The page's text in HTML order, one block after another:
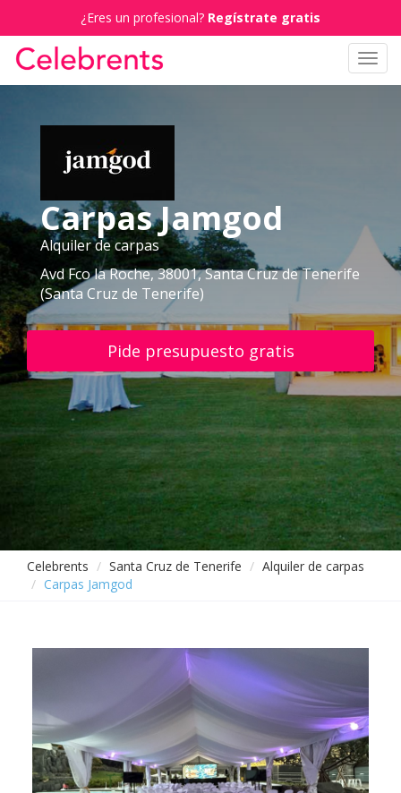
¿Eres un profesional? Regístrate gratis
Carpas Jamgod
Alquiler de carpas
Avd Fco la Roche, 38001, Santa Cruz de Tenerife
(Santa Cruz de Tenerife)
Pide presupuesto gratis
Celebrents Santa Cruz de Tenerife
Alquiler de carpas
Carpas Jamgod